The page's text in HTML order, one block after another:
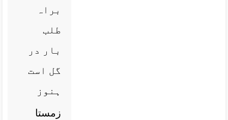
براہ
طلب
بار در
گل است
ہنوز
زمستا